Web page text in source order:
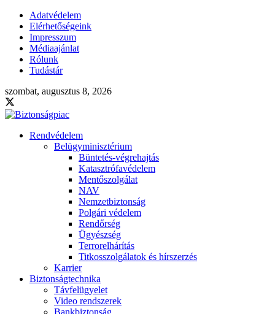
Adatvédelem
Elérhetőségeink
Impresszum
Médiaajánlat
Rólunk
Tudástár
szombat, augusztus 8, 2026
Rendvédelem
Belügyminisztérium
Büntetés-végrehajtás
Katasztrófavédelem
Mentőszolgálat
NAV
Nemzetbiztonság
Polgári védelem
Rendőrség
Ügyészség
Terrorelhárítás
Titkosszolgálatok és hírszerzés
Karrier
Biztonságtechnika
Távfelügyelet
Video rendszerek
Bankbiztonság